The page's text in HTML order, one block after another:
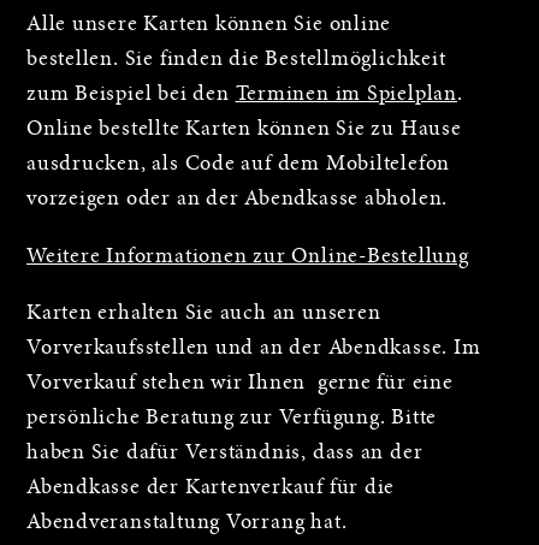
Alle unsere Karten können Sie online
bestellen. Sie finden die Bestellmöglichkeit
zum Beispiel bei den Terminen im Spielplan.
Online bestellte Karten können Sie zu Hause
ausdrucken, als Code auf dem Mobiltelefon
vorzeigen oder an der Abendkasse abholen.
Weitere Informationen zur Online-Bestellung
Karten erhalten Sie auch an unseren
Vorverkaufsstellen und an der Abendkasse. Im
Vorverkauf stehen wir Ihnen gerne für eine
persönliche Beratung zur Verfügung. Bitte
haben Sie dafür Verständnis, dass an der
Abendkasse der Kartenverkauf für die
Abendveranstaltung Vorrang hat.